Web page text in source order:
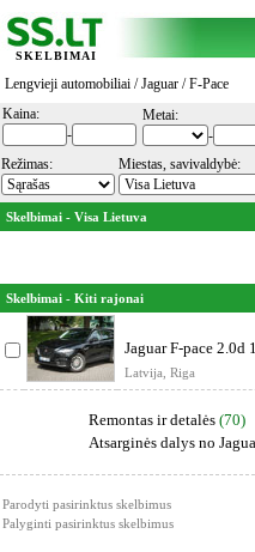
SKELBIMAI
Lengvieji automobiliai /Jaguar / F-Pace
Kaina:
-
Metai:
-
Režimas: Miestas, savivaldybė:
Skelbimai - Visa Lietuva
Skelbimai - Kiti rajonai
Jaguar F-pace
Latvija, Riga
Remontas ir detalės (70)
Atsarginės dalys no
Parodyti pasirinktus skelbimus
Palyginti pasirinktus skelbimus